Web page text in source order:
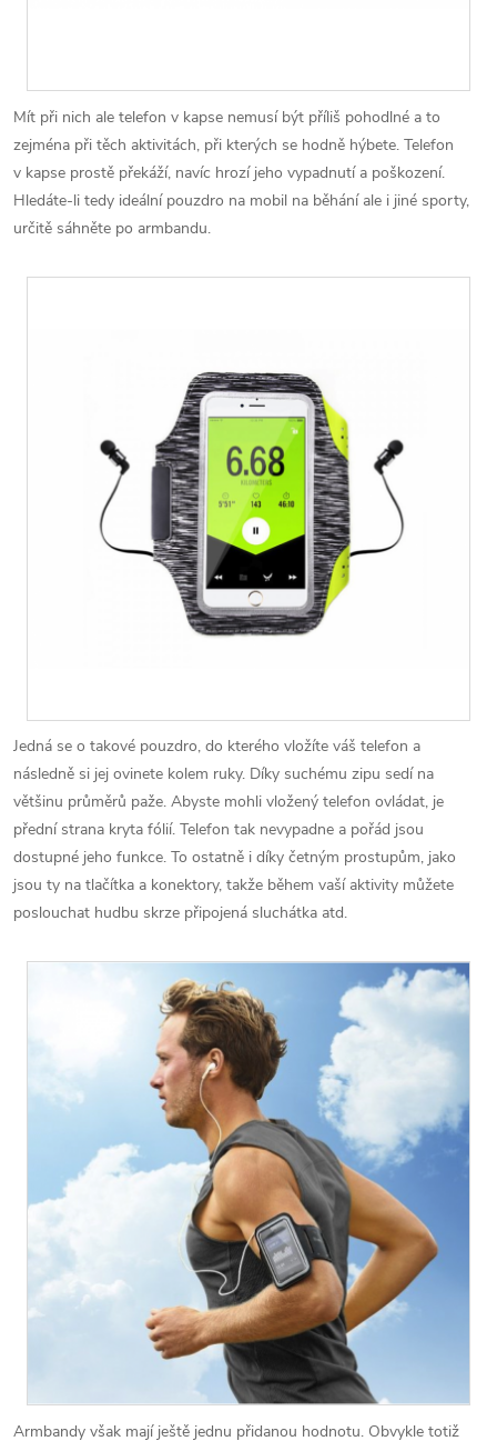
Mít při nich ale telefon v kapse nemusí být příliš pohodlné a to
zejména při těch aktivitách, při kterých se hodně hýbete. Telefon
v kapse prostě překáží, navíc hrozí jeho vypadnutí a poškození.
Hledáte-li tedy ideální pouzdro na mobil na běhání ale i jiné sporty,
určitě sáhněte po armbandu.
Jedná se o takové pouzdro, do kterého vložíte váš telefon a
následně si jej ovinete kolem ruky. Díky suchému zipu sedí na
většinu průměrů paže. Abyste mohli vložený telefon ovládat, je
přední strana kryta fólií. Telefon tak nevypadne a pořád jsou
dostupné jeho funkce. To ostatně i díky četným prostupům, jako
jsou ty na tlačítka a konektory, takže během vaší aktivity můžete
poslouchat hudbu skrze připojená sluchátka atd.
Armbandy však mají ještě jednu přidanou hodnotu. Obvykle totiž